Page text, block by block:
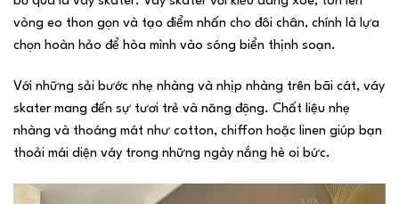
vòng eo thon gọn và tạo điểm nhấn cho đôi chân, chính là lựa
chọn hoàn hảo để hòa mình vào sóng biển thịnh soạn.
Với những sải bước nhẹ nhàng và nhịp nhàng trên bãi cát, váy
skater mang đến sự tươi trẻ và năng động. Chất liệu nhẹ
nhàng và thoáng mát như cotton, chiffon hoặc linen giúp bạn
thoải mái diện váy trong những ngày nắng hè oi bức.